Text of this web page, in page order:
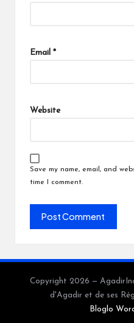
Email *
Website
Save my name, email, and
time I comment.
Copyright 2026 —
d'Agadir et de ses
Bloglo